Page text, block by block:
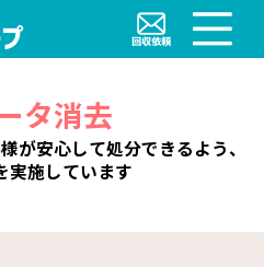
タ消去
が安心して処分できるよう、
実施しています